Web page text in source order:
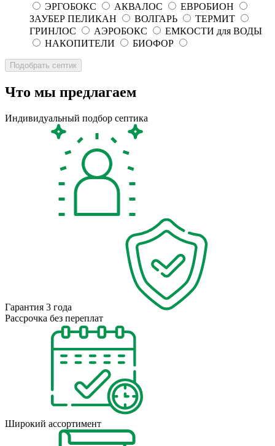
ЭРГОБОКС
АКВАЛОС
ЕВРОБИОН
ЗАУБЕР ПЕЛИКАН
ВОЛГАРЬ
ТЕРМИТ
ГРИНЛОС
АЭРОБОКС
ЕМКОСТИ для ВОДЫ
НАКОПИТЕЛИ
БИОФОР
Что мы предлагаем
Индивидуальный подбор септика
Гарантия 3 года
Рассрочка без переплат
Широкий ассортимент